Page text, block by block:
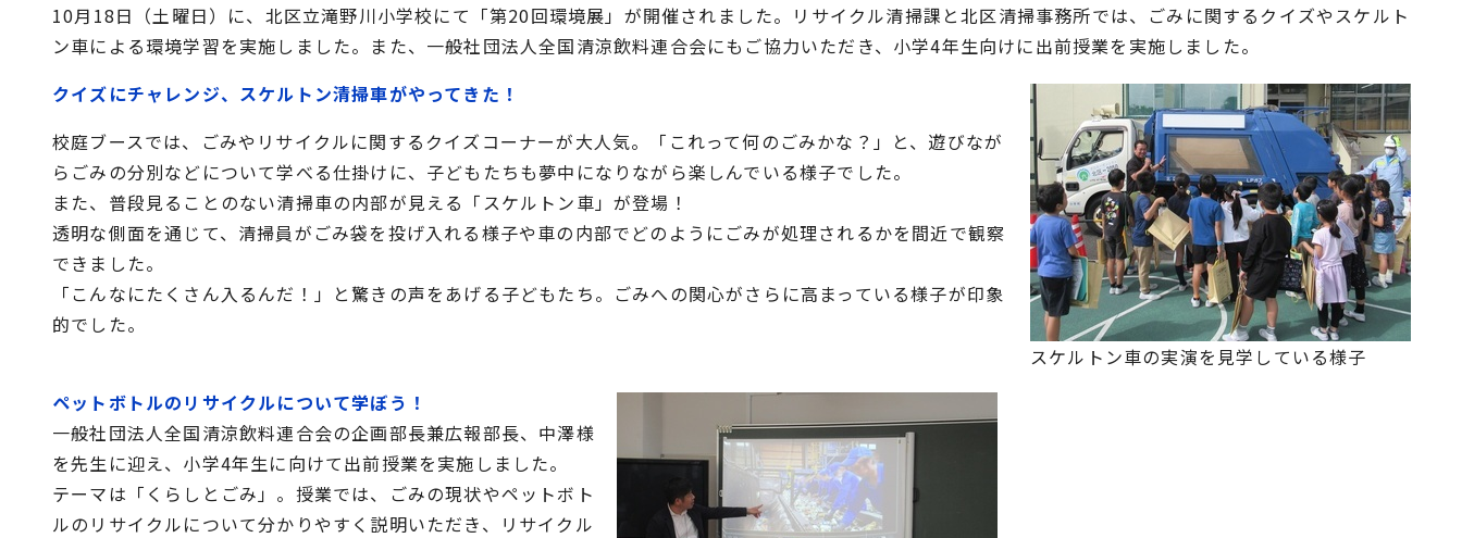
10月18日（土曜日）に、北区立滝野川小学校にて「第20回環境展」が開催されました。リサイクル清掃課と北区清掃事務所では、ごみに関するクイズやスケルト
ン車による環境学習を実施しました。また、一般社団法人全国清涼飲料連合会にもご協力いただき、小学4年生向けに出前授業を実施しました。
スケルトン車の実演を見学している様子
クイズにチャレンジ、スケルトン清掃車がやってきた！
校庭ブースでは、ごみやリサイクルに関するクイズコーナーが大人気。「これって何のごみかな？」と、遊びなが
らごみの分別などについて学べる仕掛けに、子どもたちも夢中になりながら楽しんでいる様子でした。
また、普段見ることのない清掃車の内部が見える「スケルトン車」が登場！
透明な側面を通じて、清掃員がごみ袋を投げ入れる様子や車の内部でどのようにごみが処理されるかを間近で観察
できました。
「こんなにたくさん入るんだ！」と驚きの声をあげる子どもたち。ごみへの関心がさらに高まっている様子が印象
的でした。
ペットボトルのリサイクルについて学ぼう！
一般社団法人全国清涼飲料連合会の企画部長兼広報部長、中澤様
を先生に迎え、小学4年生に向けて出前授業を実施しました。
テーマは「くらしとごみ」。授業では、ごみの現状やペットボト
ルのリサイクルについて分かりやすく説明いただき、リサイクル